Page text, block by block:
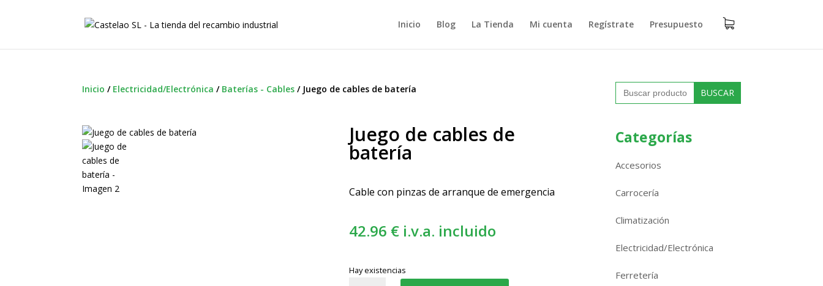
Inicio Blog La Tienda Mi cuenta Regístrate Presupuesto
Inicio / Electricidad/Electrónica / Baterías - Cables / Juego de cables de batería
Juego de cables de
batería
Cable con pinzas de arranque de emergencia
42.96 € i.v.a. incluido
Hay existencias
Buscar:
Categorías
Accesorios
Carrocería
Climatización
Electricidad/Electrónica
Ferretería